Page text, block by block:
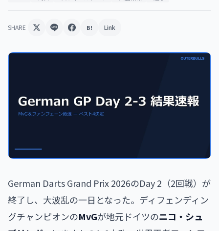
SHARE B! Link
German Darts Grand Prix 2026のDay 2（2回戦）が
終了し、大波乱の一日となった。ディフェンディン
グチャンピオンのMvGが地元ドイツのニコ・シュ